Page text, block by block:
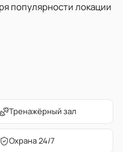
популярности локации
Тренажёрный зал
Охрана 24/7